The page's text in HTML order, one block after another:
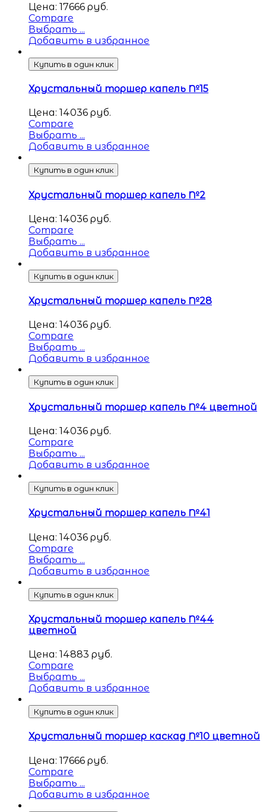
Цена: 17666 руб.
Compare
Выбрать ...
Добавить в избранное
Купить в один клик
Хрустальный торшер капель №15
Цена: 14036 руб.
Compare
Выбрать ...
Добавить в избранное
Купить в один клик
Хрустальный торшер капель №2
Цена: 14036 руб.
Compare
Выбрать ...
Добавить в избранное
Купить в один клик
Хрустальный торшер капель №28
Цена: 14036 руб.
Compare
Выбрать ...
Добавить в избранное
Купить в один клик
Хрустальный торшер капель №4 цветной
Цена: 14036 руб.
Compare
Выбрать ...
Добавить в избранное
Купить в один клик
Хрустальный торшер капель №41
Цена: 14036 руб.
Compare
Выбрать ...
Добавить в избранное
Купить в один клик
Хрустальный торшер капель №44
цветной
Цена: 14883 руб.
Compare
Выбрать ...
Добавить в избранное
Купить в один клик
Хрустальный торшер каскад №10 цветной
Цена: 17666 руб.
Compare
Выбрать ...
Добавить в избранное